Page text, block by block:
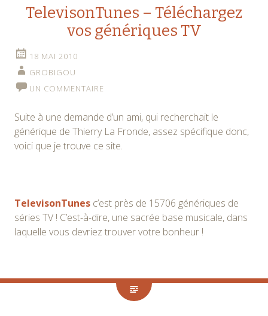
TelevisonTunes – Téléchargez
vos génériques TV
18 MAI 2010
GROBIGOU
UN COMMENTAIRE
Suite à une demande d’un ami, qui recherchait le
générique de Thierry La Fronde, assez spécifique donc,
voici que je trouve ce site.
TelevisonTunes c’est près de 15706 génériques de
séries TV ! C’est-à-dire, une sacrée base musicale, dans
laquelle vous devriez trouver votre bonheur !